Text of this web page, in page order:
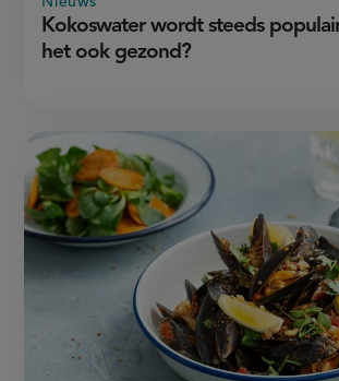
Kokoswater wordt steeds
het ook gezond?